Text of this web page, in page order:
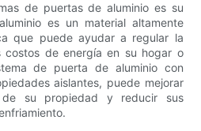
de puertas de aluminio es su
es un material altamente
que puede ayudar a regular la
de energía en su hogar o
de puerta de aluminio con
aislantes, puede mejorar
de su propiedad y reducir sus